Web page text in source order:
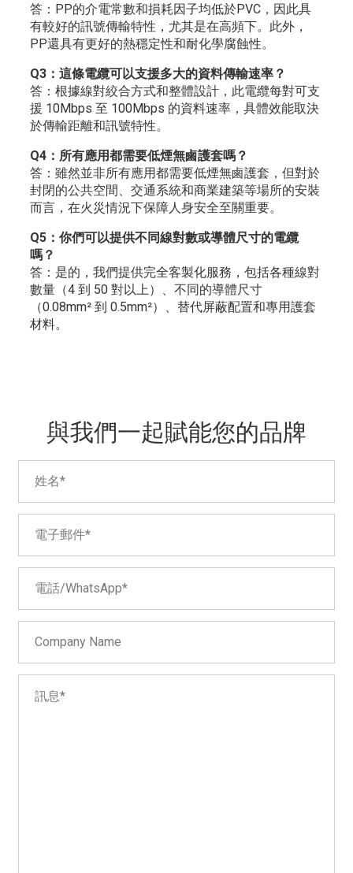
答：PP的介電常數和損耗因子均低於PVC，因此具
有較好的訊號傳輸特性，尤其是在高頻下。此外，
PP還具有更好的熱穩定性和耐化學腐蝕性。
Q3：這條電纜可以支援多大的資料傳輸速率？
答：根據線對絞合方式和整體設計，此電纜每對可支
援 10Mbps 至 100Mbps 的資料速率，具體效能取決
於傳輸距離和訊號特性。
Q4：所有應用都需要低煙無鹵護套嗎？
答：雖然並非所有應用都需要低煙無鹵護套，但對於
封閉的公共空間、交通系統和商業建築等場所的安裝
而言，在火災情況下保障人身安全至關重要。
Q5：你們可以提供不同線對數或導體尺寸的電纜
嗎？
答：是的，我們提供完全客製化服務，包括各種線對
數量（4 到 50 對以上）、不同的導體尺寸
（0.08mm² 到 0.5mm²）、替代屏蔽配置和專用護套
材料。
與我們一起賦能您的品牌